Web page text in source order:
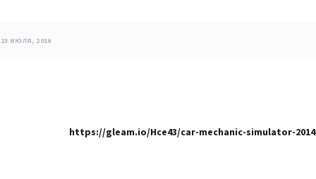
23 ИЮЛЯ, 2016
https://gleam.io/Hce43/car-mechanic-simulator-2014